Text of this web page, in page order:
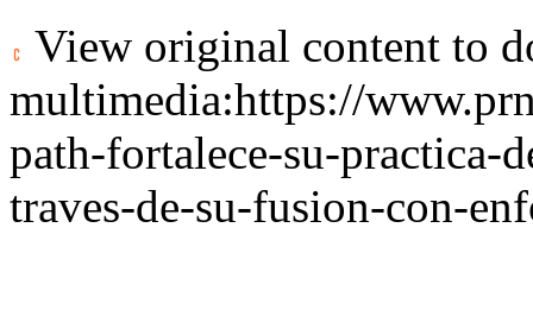
View original content to
multimedia:https://
path-fortalece-su-practica-
traves-de-su-fusion-con-